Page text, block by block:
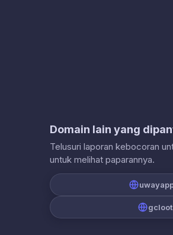
Domain lain yang
Telusuri laporan kebocoran
untuk melihat paparannya.